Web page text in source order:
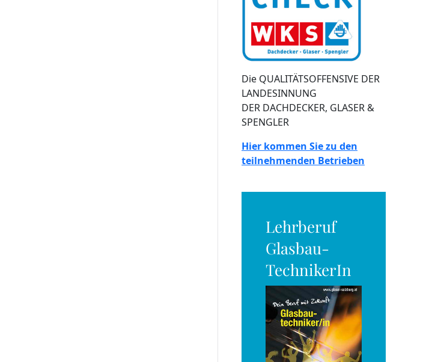
Die QUALITÄTSOFFENSIVE DER
LANDESINNUNG
DER DACHDECKER, GLASER &
SPENGLER
Hier kommen Sie zu den
teilnehmenden Betrieben
Lehrberuf
Glasbau-
TechnikerIn